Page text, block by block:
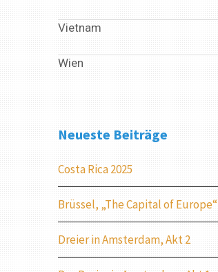
Vietnam
Wien
Neueste Beiträge
Costa Rica 2025
Brüssel, „The Capital of Europe“
Dreier in Amsterdam, Akt 2